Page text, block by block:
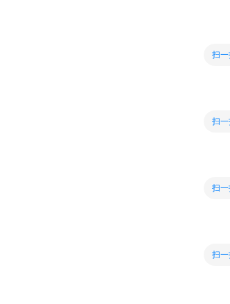
扫
扫
扫
扫